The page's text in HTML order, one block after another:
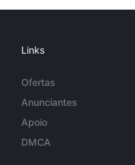
Links
Ofertas
Anunciantes
Apoio
DMCA